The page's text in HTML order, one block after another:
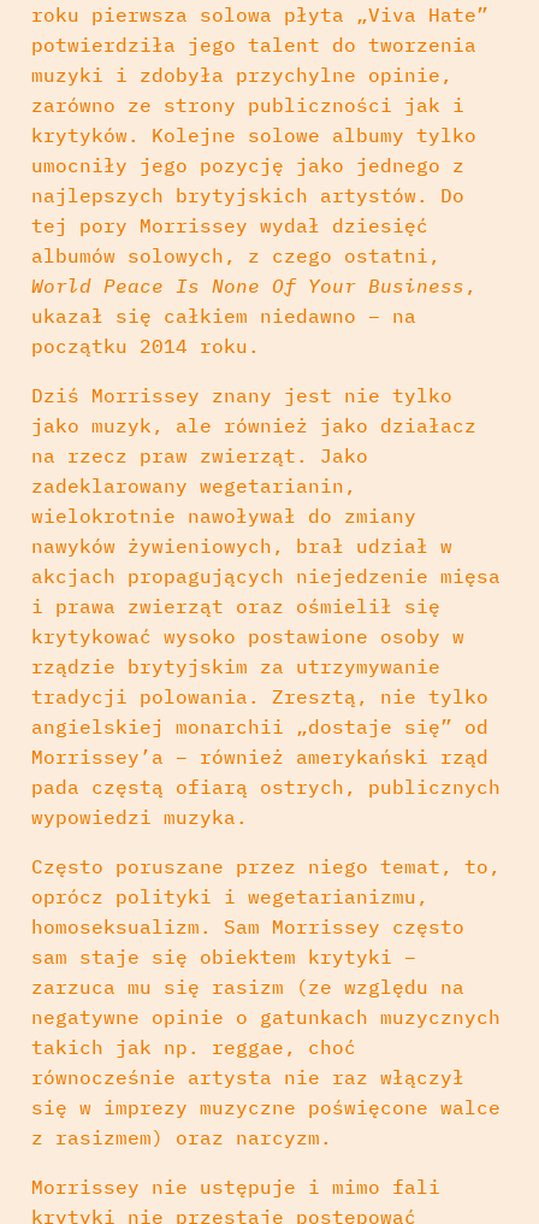
roku pierwsza solowa płyta „Viva Hate”
potwierdziła jego talent do tworzenia
muzyki i zdobyła przychylne opinie,
zarówno ze strony publiczności jak i
krytyków. Kolejne solowe albumy tylko
umocniły jego pozycję jako jednego z
najlepszych brytyjskich artystów. Do
tej pory Morrissey wydał dziesięć
albumów solowych, z czego ostatni,
World Peace Is None Of Your Business ,
ukazał się całkiem niedawno – na
początku 2014 roku.
Dziś Morrissey znany jest nie tylko
jako muzyk, ale również jako działacz
na rzecz praw zwierząt. Jako
zadeklarowany wegetarianin,
wielokrotnie nawoływał do zmiany
nawyków żywieniowych, brał udział w
akcjach propagujących niejedzenie mięsa
i prawa zwierząt oraz ośmielił się
krytykować wysoko postawione osoby w
rządzie brytyjskim za utrzymywanie
tradycji polowania. Zresztą, nie tylko
angielskiej monarchii „dostaje się” od
Morrissey’a – również amerykański rząd
pada częstą ofiarą ostrych, publicznych
wypowiedzi muzyka.
Często poruszane przez niego temat, to,
oprócz polityki i wegetarianizmu,
homoseksualizm. Sam Morrissey często
sam staje się obiektem krytyki –
zarzuca mu się rasizm (ze względu na
negatywne opinie o gatunkach muzycznych
takich jak np. reggae, choć
równocześnie artysta nie raz włączył
się w imprezy muzyczne poświęcone walce
z rasizmem) oraz narcyzm.
Morrissey nie ustępuje i mimo fali
krytyki nie przestaje postępować